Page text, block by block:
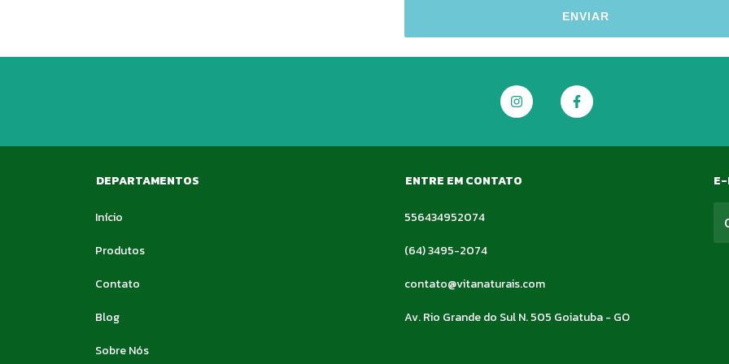
ENVIAR
DEPARTAMENTOS
Início
Produtos
Contato
Blog
Sobre Nós
ENTRE EM CONTATO
556434952074
(64) 3495-2074
contato@vitanaturais.com
Av. Rio Grande do Sul N. 505 Goiatuba - GO